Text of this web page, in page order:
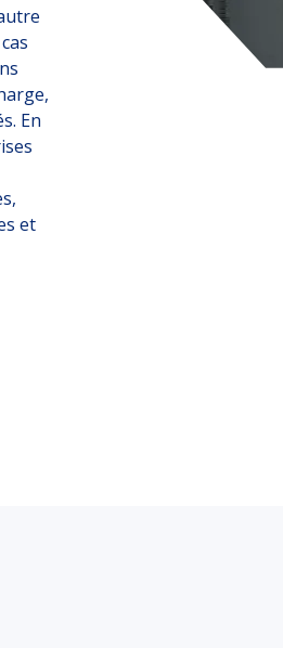
En
et